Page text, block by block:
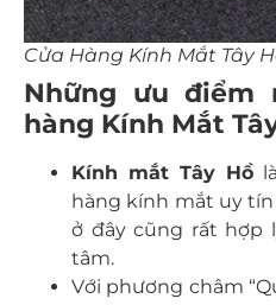
Cửa Hàng Kính Mắt Tây
Những ưu điểm
hàng Kính Mắt
Kính mắt Tây Hồ
hàng kính mắt uy
ở đây cũng rất hợp
tâm.
Với phương châm